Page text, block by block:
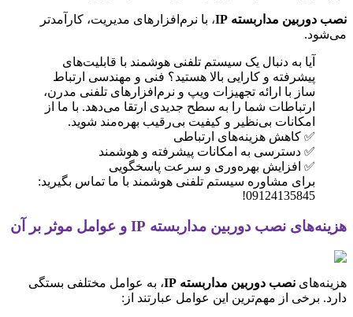
نصب دوربین مداربسته IP
، با نرم‌افزارهای مدیریت، کارآمدتر
می‌شود.
آیا به دنبال یک سیستم تلفنی هوشمند با قابلیت‌های
پیشرفته و کارایی بالا هستید؟ فنی و مهندسی ارتباط
ساز با ارائه تجهیزات ویپ و نرم‌افزارهای تلفنی مدرن،
ارتباطات شما را به سطح جدیدی ارتقا می‌دهد. با ما از
امکانات بی‌نظیر و کیفیت بی‌رقیب بهره‌مند شوید.
✅ کاهش هزینه‌های ارتباطی
✅ دسترسی به امکانات پیشرفته و هوشمند
✅ افزایش بهره‌وری و سرعت پاسخگویی
برای مشاوره سیستم تلفنی هوشمند با ما تماس بگیرید:
09124135845!
هزینه‌های نصب دوربین مداربسته IP و عوامل موثر بر آن
هزینه‌های نصب دوربین مداربسته IP
، به عوامل مختلفی بستگی
دارد. برخی از مهم‌ترین این عوامل عبارتند از: